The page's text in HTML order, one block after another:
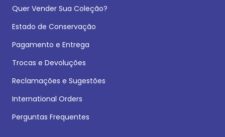
Quer Vender Sua Coleção?
Estado de Conservação
Pagamento e Entrega
Trocas e Devoluções
Reclamações e Sugestões
International Orders
Perguntas Frequentes